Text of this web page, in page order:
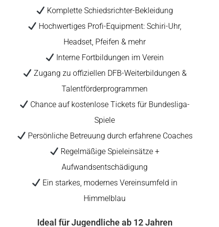
Komplette Schiedsrichter-Bekleidung
Hochwertiges Profi-Equipment: Schiri-Uhr,
Headset, Pfeifen & mehr
Interne Fortbildungen im Verein
Zugang zu offiziellen DFB-Weiterbildungen &
Talentförderprogrammen
Chance auf kostenlose Tickets für Bundesliga-
Spiele
Persönliche Betreuung durch erfahrene Coaches
Regelmäßige Spieleinsätze +
Aufwandsentschädigung
Ein starkes, modernes Vereinsumfeld in
Himmelblau
Ideal für Jugendliche ab 12 Jahren